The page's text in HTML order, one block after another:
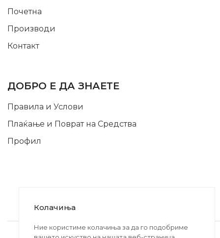
Почетна
Производи
Контакт
ДОБРО Е ДА ЗНАЕТЕ
Правила и Услови
Плаќање и Поврат на Средства
Профил
2020-2024 © MB DISKONT. Изработено од
Колачиња
Ние користиме колачиња за да го подобриме